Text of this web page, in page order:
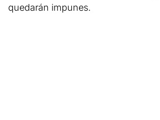
quedarán impunes.